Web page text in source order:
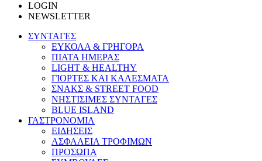
LOGIN
NEWSLETTER
ΣΥΝΤΑΓΕΣ
ΕΥΚΟΛΑ & ΓΡΗΓΟΡΑ
ΠΙΑΤΑ ΗΜΕΡΑΣ
LIGHT & HEALTHY
ΓΙΟΡΤΕΣ ΚΑΙ ΚΑΛΕΣΜΑΤΑ
ΣΝΑΚΣ & STREET FOOD
ΝΗΣΤΙΣΙΜΕΣ ΣΥΝΤΑΓΕΣ
BLUE ISLAND
ΓΑΣΤΡΟΝΟΜΙΑ
ΕΙΔΗΣΕΙΣ
ΑΣΦΑΛΕΙΑ ΤΡΟΦΙΜΩΝ
ΠΡΟΣΩΠΑ